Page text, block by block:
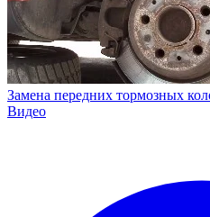
Замена передних тормозных
Видео